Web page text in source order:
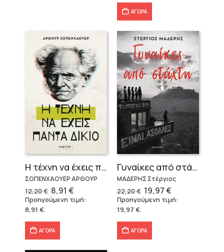
ΑΓΟΡΑ
Η τέχνη να έχεις πάντα δίκιο – Άρθουρ Σοπενχάουερ
ΣΟΠΕΝΧΑΟΥΕΡ ΑΡΘΟΥΡ
12,20€ Original
price
was:
8,91 €Η
τρέχουσα
τιμή
Προηγούμενη τιμή:
8,91 €.
ΑΓΟΡΑ
Γυναίκες από στάχτη
ΜΑΔΕΡΗΣ Στέργιος
22,20€ Original
price
was:
19,97€Η
τρέχουσα
τιμή
Προηγούμενη τιμή:
19,97 €.
ΑΓΟΡΑ